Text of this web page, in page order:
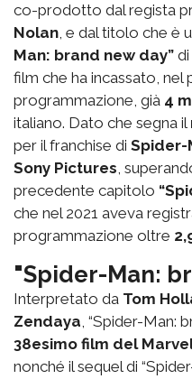
co-prodotto dal regista
Nolan, e dal titolo che è
Man: brand new day” di
film che ha incassato, nel
programmazione, già 4
italiano. Dato che segna il
per il franchise di Spider-
Sony Pictures,
precedente capitolo
che nel 2021 aveva
programmazione oltre
"Spider-Man:
Interpretato da Tom
Zendaya, “Spider-Man:
38esimo film del
nonché il sequel di